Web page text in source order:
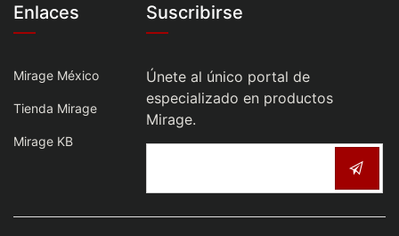
Enlaces
Mirage México
Tienda Mirage
Mirage KB
Suscribirse
Únete al único portal de
especializado en productos
Mirage.